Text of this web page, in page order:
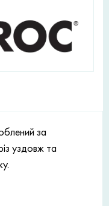
за
уздовж та